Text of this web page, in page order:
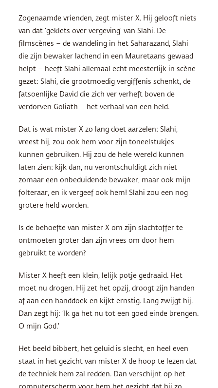
Zogenaamde vrienden, zegt mister X. Hij gelooft niets
van dat ‘geklets over vergeving’ van Slahi. De
filmscènes – de wandeling in het Saharazand, Slahi
die zijn bewaker lachend in een Mauretaans gewaad
helpt – heeft Slahi allemaal echt meesterlijk in scène
gezet: Slahi, die grootmoedig vergiffenis schenkt, de
fatsoenlijke David die zich ver verheft boven de
verdorven Goliath – het verhaal van een held.
Dat is wat mister X zo lang doet aarzelen: Slahi,
vreest hij, zou ook hem voor zijn toneelstukjes
kunnen gebruiken. Hij zou de hele wereld kunnen
laten zien: kijk dan, nu verontschuldigt zich niet
zomaar een onbeduidende bewaker, maar ook mijn
folteraar, en ik vergeef ook hem! Slahi zou een nog
grotere held worden.
Is de behoefte van mister X om zijn slachtoffer te
ontmoeten groter dan zijn vrees om door hem
gebruikt te worden?
Mister X heeft een klein, lelijk potje gedraaid. Het
moet nu drogen. Hij zet het opzij, droogt zijn handen
af aan een handdoek en kijkt ernstig. Lang zwijgt hij.
Dan zegt hij: ‘Ik ga het nu tot een goed einde brengen.
O mijn God.’
Het beeld bibbert, het geluid is slecht, en heel even
staat in het gezicht van mister X de hoop te lezen dat
de techniek hem zal redden. Dan verschijnt op het